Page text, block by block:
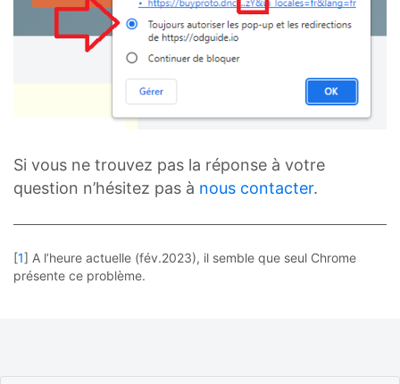
Si vous ne trouvez pas la réponse à votre
question n’hésitez pas à nous contacter.
[1] A l’heure actuelle (fév.2023), il semble que seul Chrome
présente ce problème.